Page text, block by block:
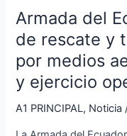
Armada del
de rescate y
por medios
y ejercicio
A1 PRINCIPAL, Noticia
Ecuador
realiza
curso
de
rescate
y